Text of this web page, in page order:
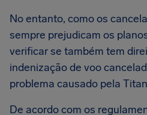
No entanto, como os
sempre prejudicam os
verificar se também tem
indenização de voo
problema causado pela
De acordo com os